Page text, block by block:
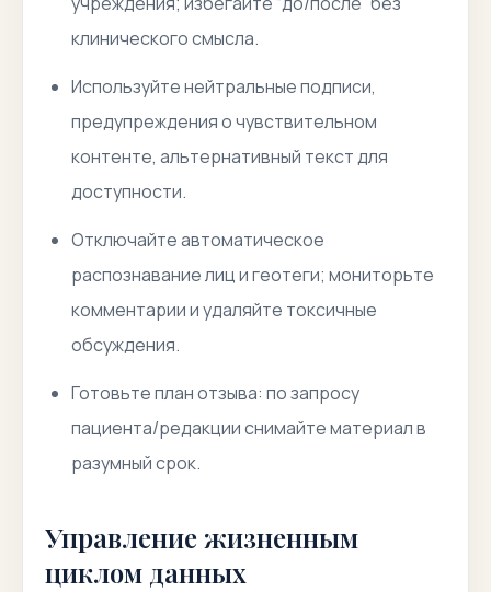
клинического смысла.
Используйте нейтральные подписи,
предупреждения о чувствительном
контенте, альтернативный текст для
доступности.
Отключайте автоматическое
распознавание лиц и геотеги; мониторьте
комментарии и удаляйте токсичные
обсуждения.
Готовьте план отзыва: по запросу
пациента/редакции снимайте материал в
разумный срок.
Управление жизненным
циклом данных